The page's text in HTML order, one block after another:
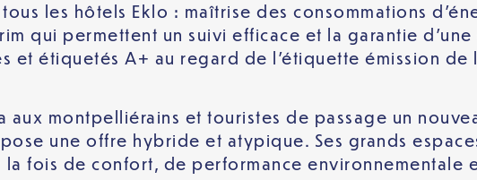
les hôtels Eklo : maîtrise des consommations
qui permettent un suivi efficace et la garantie
et étiquetés A+ au regard de l’étiquette émission de
montpelliérains et touristes de passage un
une offre hybride et atypique. Ses grands
fois de confort, de performance environnementale